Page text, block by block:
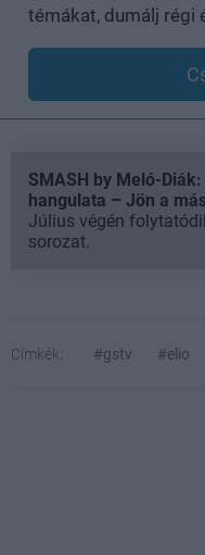
témákat, dumálj régi
SMASH by Meló-
hangulata – Jön a
Július végén
sorozat.
Címkék: #gstv #elio